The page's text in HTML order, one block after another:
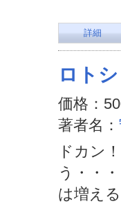
詳細
ロト
価格：
著者名：
ドカン
う・・
は増え